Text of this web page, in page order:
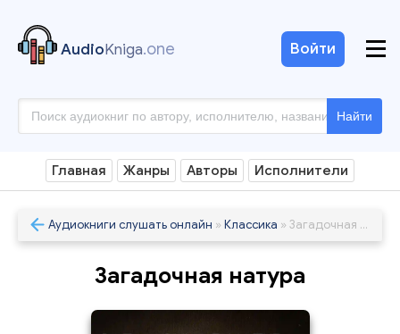
AudioKniga.one
Найти
Войти
Главная Жанры Авторы Исполнители
Аудиокниги слушать онлайн » Классика » Загадочная натура
Загадочная натура